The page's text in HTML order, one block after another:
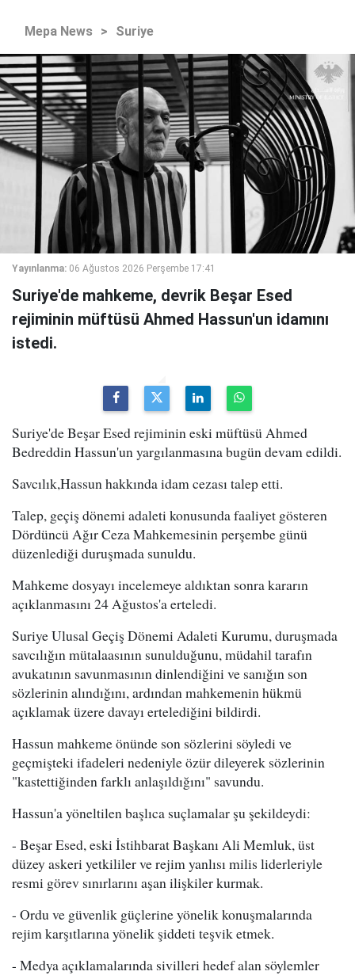
Mepa News > Suriye
Yayınlanma: 06 Ağustos 2026 Perşembe 17:41
Suriye'de mahkeme, devrik Beşar Esed
rejiminin müftüsü Ahmed Hassun'un idamını
istedi.
Suriye'de Beşar Esed rejiminin eski müftüsü Ahmed
Bedreddin Hassun'un yargılanmasına bugün devam edildi.
Savcılık,Hassun hakkında idam cezası talep etti.
Talep, geçiş dönemi adaleti konusunda faaliyet gösteren
Dördüncü Ağır Ceza Mahkemesinin perşembe günü
düzenlediği duruşmada sunuldu.
Mahkeme dosyayı incelemeye aldıktan sonra kararın
açıklanmasını 24 Ağustos'a erteledi.
Suriye Ulusal Geçiş Dönemi Adaleti Kurumu, duruşmada
savcılığın mütalaasının sunulduğunu, müdahil tarafın
avukatının savunmasının dinlendiğini ve sanığın son
sözlerinin alındığını, ardından mahkemenin hükmü
açıklamak üzere davayı ertelediğini bildirdi.
Hassun mahkeme önünde son sözlerini söyledi ve
geçmişteki ifadeleri nedeniyle özür dileyerek sözlerinin
"kastettiğinden farklı anlaşıldığını" savundu.
Hassun'a yöneltilen başlıca suçlamalar şu şekildeydi:
- Beşar Esed, eski İstihbarat Başkanı Ali Memluk, üst
düzey askeri yetkililer ve rejim yanlısı milis liderleriyle
resmi görev sınırlarını aşan ilişkiler kurmak.
- Ordu ve güvenlik güçlerine yönelik konuşmalarında
rejim karşıtlarına yönelik şiddeti teşvik etmek.
- Medya açıklamalarında sivilleri hedef alan söylemler